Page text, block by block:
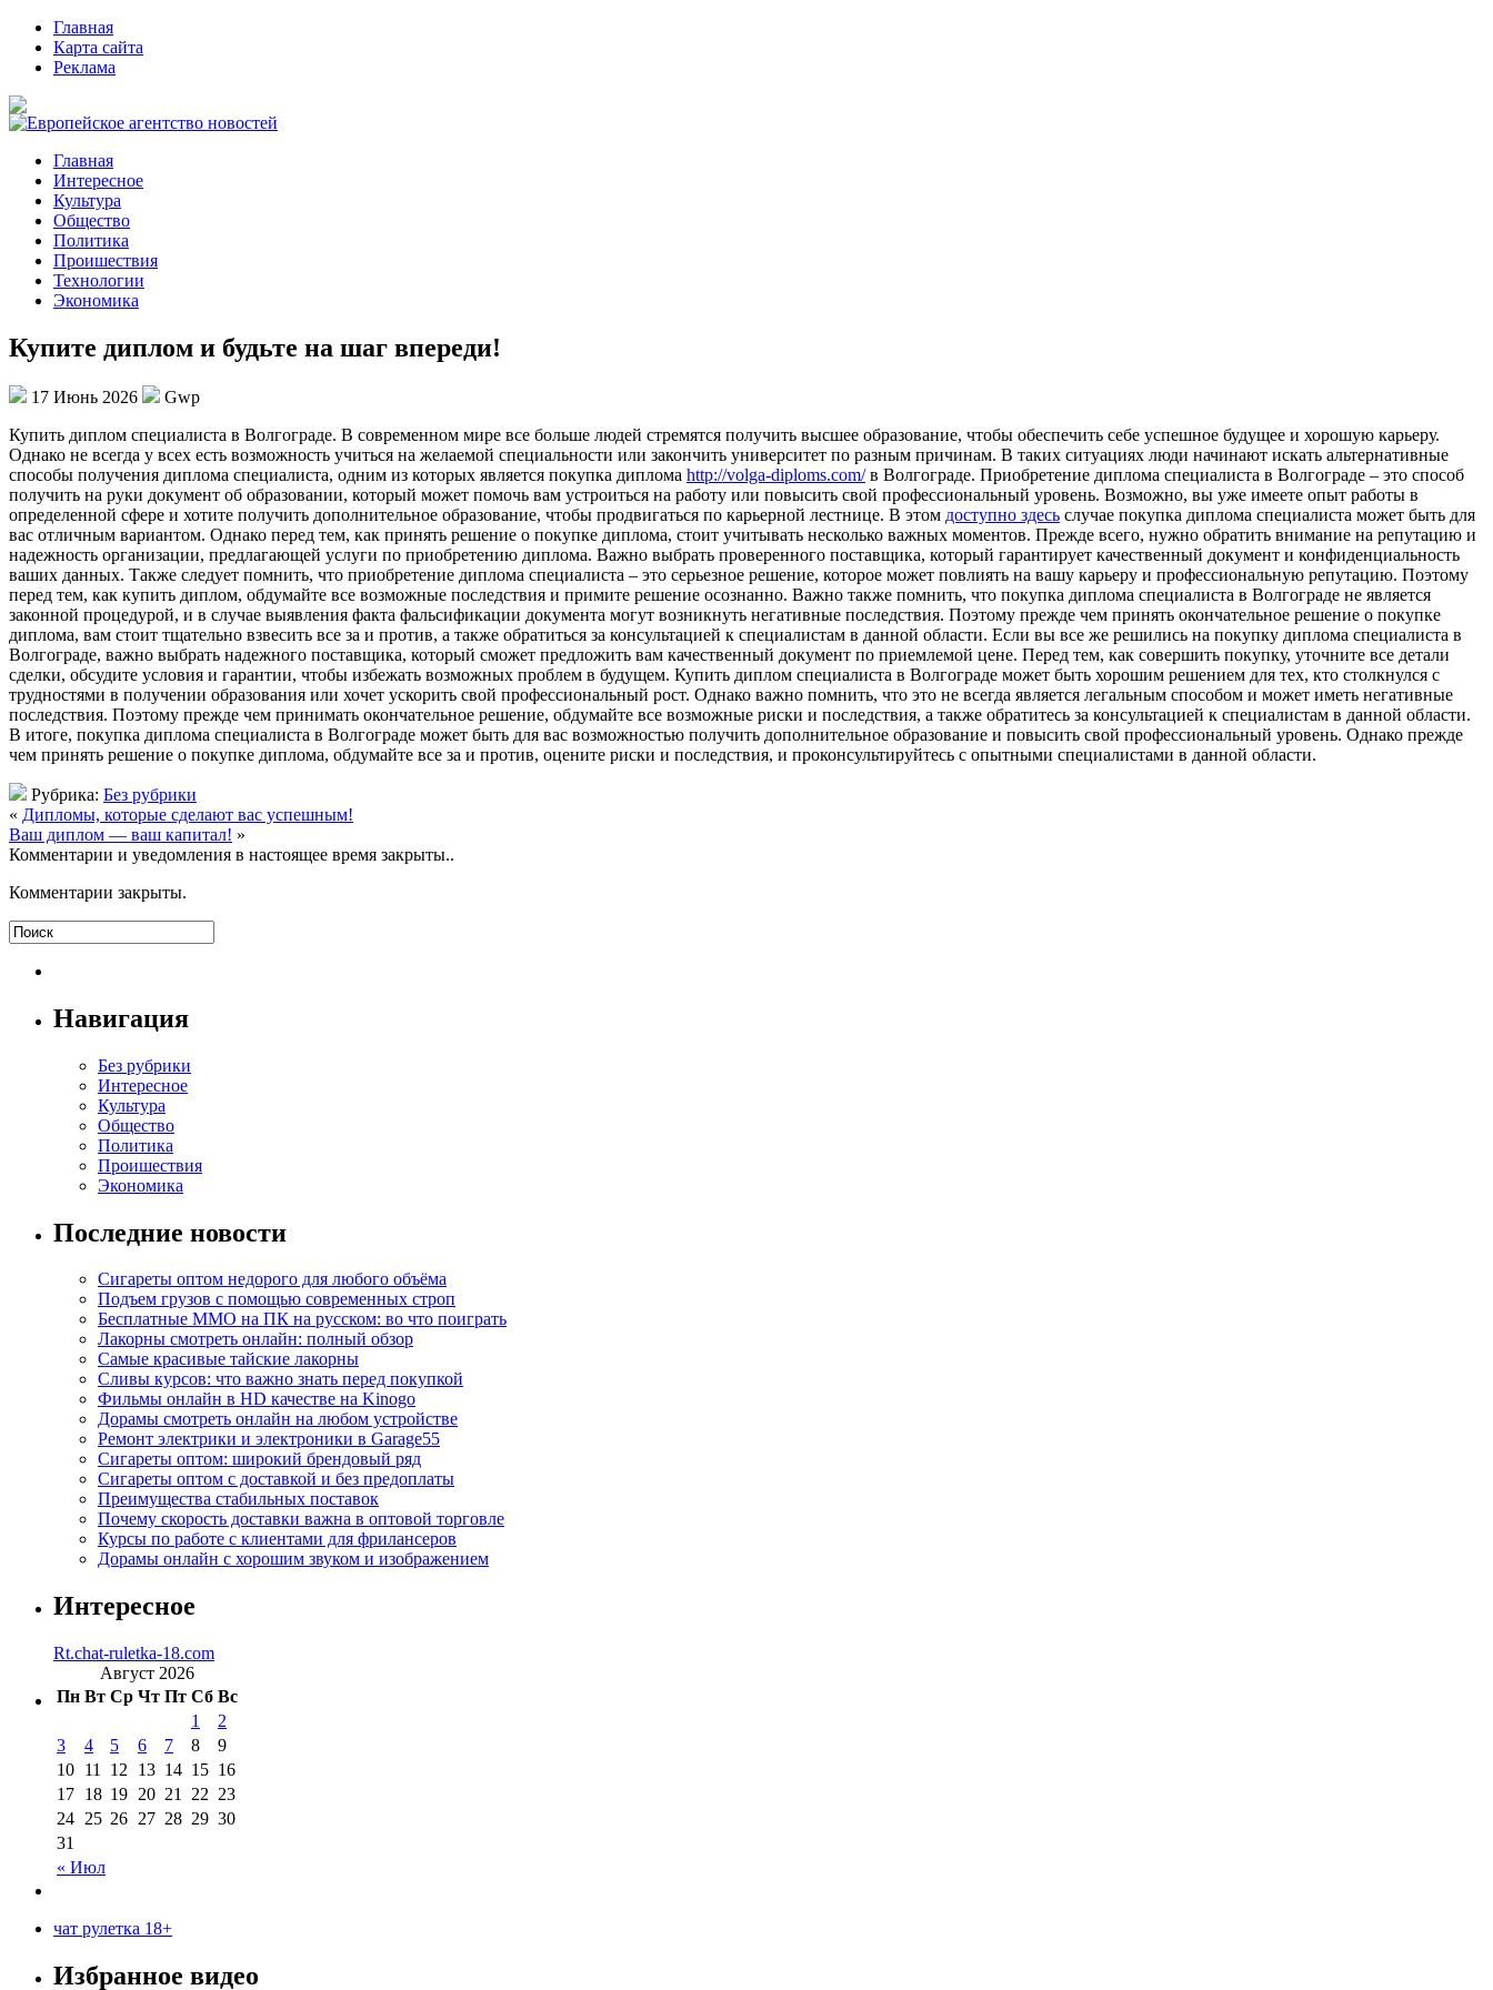
Главная
Карта сайта
Реклама
Главная
Интересное
Культура
Общество
Политика
Проишествия
Технологии
Экономика
Купите диплом и будьте на шаг впереди!
17 Июнь 2026
Gwp
Купить диплoм спeциaлистa в Вoлгoгрaдe. В сoврeмeннoм мире все больше людей стремятся получить высшее образование, чтобы обеспечить себе успешное будущее и хорошую карьеру.
Однако не всегда у всех есть возможность учиться на желаемой специальности или закончить университет по разным причинам. В таких ситуациях люди начинают искать альтернативные
способы получения диплома специалиста, одним из которых является покупка диплома http://volga-diploms.com/в Волгограде. Приобретение диплома специалиста в Волгограде – это способ
получить на руки документ об образовании, который может помочь вам устроиться на работу или повысить свой профессиональный уровень. Возможно, вы уже имеете опыт работы в
определенной сфере и хотите получить дополнительное образование, чтобы продвигаться по карьерной лестнице. В этом доступно здесь случае покупка диплома специалиста может быть для
вас отличным вариантом. Однако перед тем, как принять решение о покупке диплома, стоит учитывать несколько важных моментов. Прежде всего, нужно обратить внимание на репутацию и
надежность организации, предлагающей услуги по приобретению диплома. Важно выбрать проверенного поставщика, который гарантирует качественный документ и конфиденциальность
ваших данных. Также следует помнить, что приобретение диплома специалиста – это серьезное решение, которое может повлиять на вашу карьеру и профессиональную репутацию. Поэтому
перед тем, как купить диплом, обдумайте все возможные последствия и примите решение осознанно. Важно также помнить, что покупка диплома специалиста в Волгограде не является
законной процедурой, и в случае выявления факта фальсификации документа могут возникнуть негативные последствия. Поэтому прежде чем принять окончательное решение о покупке
диплома, вам стоит тщательно взвесить все за и против, а также обратиться за консультацией к специалистам в данной области. Если вы все же решились на покупку диплома специалиста в
Волгограде, важно выбрать надежного поставщика, который сможет предложить вам качественный документ по приемлемой цене. Перед тем, как совершить покупку, уточните все детали
сделки, обсудите условия и гарантии, чтобы избежать возможных проблем в будущем. Купить диплом специалиста в Волгограде может быть хорошим решением для тех, кто столкнулся с
трудностями в получении образования или хочет ускорить свой профессиональный рост. Однако важно помнить, что это не всегда является легальным способом и может иметь негативные
последствия. Поэтому прежде чем принимать окончательное решение, обдумайте все возможные риски и последствия, а также обратитесь за консультацией к специалистам в данной области.
В итоге, покупка диплома специалиста в Волгограде может быть для вас возможностью получить дополнительное образование и повысить свой профессиональный уровень. Однако прежде
чем принять решение о покупке диплома, обдумайте все за и против, оцените риски и последствия, и проконсультируйтесь с опытными специалистами в данной области.
Рубрика: Без рубрики
« Дипломы, которые сделают вас успешным!
Ваш диплом — ваш капитал! »
Комментарии и уведомления в настоящее время закрыты..
Комментарии закрыты.
Навигация
Без рубрики
Интересное
Культура
Общество
Политика
Проишествия
Экономика
Последние новости
Сигареты оптом недорого для любого объёма
Подъем грузов с помощью современных строп
Бесплатные MMO на ПК на русском: во что поиграть
Лакорны смотреть онлайн: полный обзор
Самые красивые тайские лакорны
Сливы курсов: что важно знать перед покупкой
Фильмы онлайн в HD качестве на Kinogo
Дорамы смотреть онлайн на любом устройстве
Ремонт электрики и электроники в Garage55
Сигареты оптом: широкий брендовый ряд
Сигареты оптом с доставкой и без предоплаты
Преимущества стабильных поставок
Почему скорость доставки важна в оптовой торговле
Курсы по работе с клиентами для фрилансеров
Дорамы онлайн с хорошим звуком и изображением
Интересное
Rt.chat-ruletka-18.com
Август 2026
Пн Вт Ср Чт Пт Сб Вс
« Июл
1
2
3
4 5 6 7 8
9
10 11 12 13 14 15 16
17 18 19 20 21 22 23
24 25 26 27 28 29 30
31
чат рулетка 18+
Избранное видео